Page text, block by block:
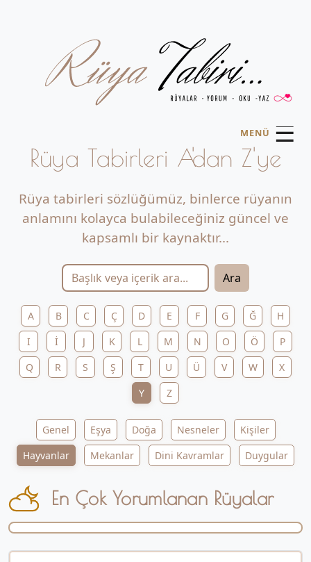
MENÜ ☰
Rüya Tabirleri A'dan Z'ye
Rüya tabirleri sözlüğümüz, binlerce rüyanın
anlamını kolayca bulabileceğiniz güncel ve
kapsamlı bir kaynaktır...
Ara
A B C Ç D E F G Ğ
H
I
İ J K L M N O Ö
P
Q
R S Ş T U Ü V W
X
Y
Z
Genel Eşya Doğa Nesneler
Kişiler
Hayvanlar
Mekanlar Dini Kavramlar Duygular
En Çok Yorumlanan Rüyalar